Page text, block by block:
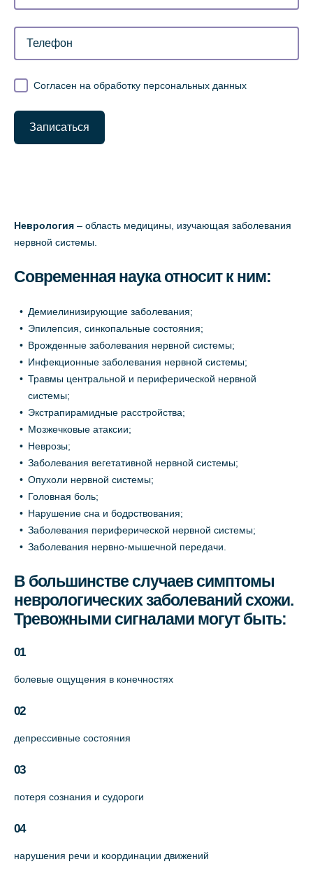
Согласен на обработку персональных данных
Записаться
Неврология – область медицины, изучающая заболевания
нервной системы.
Современная наука относит к ним:
Демиелинизирующие заболевания;
Эпилепсия, синкопальные состояния;
Врожденные заболевания нервной системы;
Инфекционные заболевания нервной системы;
Травмы центральной и периферической нервной
системы;
Экстрапирамидные расстройства;
Мозжечковые атаксии;
Неврозы;
Заболевания вегетативной нервной системы;
Опухоли нервной системы;
Головная боль;
Нарушение сна и бодрствования;
Заболевания периферической нервной системы;
Заболевания нервно-мышечной передачи.
В большинстве случаев симптомы
неврологических заболеваний схожи.
Тревожными сигналами могут быть:
01
болевые ощущения в конечностях
02
депрессивные состояния
03
потеря сознания и судороги
04
нарушения речи и координации движений